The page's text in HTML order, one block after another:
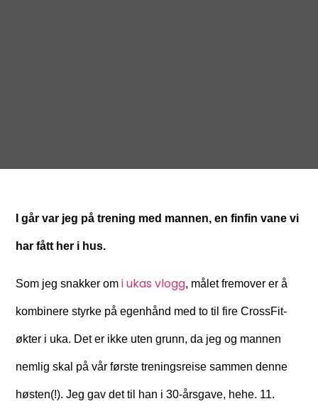
I går var jeg på trening med mannen, en finfin vane vi
har fått her i hus.
Som jeg snakker omi ukas vlogg, målet fremover er å
kombinere styrke på egenhånd med to til fire CrossFit-
økter i uka. Det er ikke uten grunn, da jeg og mannen
nemlig skal på vår første treningsreise sammen denne
høsten(!). Jeg gav det til han i 30-årsgave, hehe. 11.